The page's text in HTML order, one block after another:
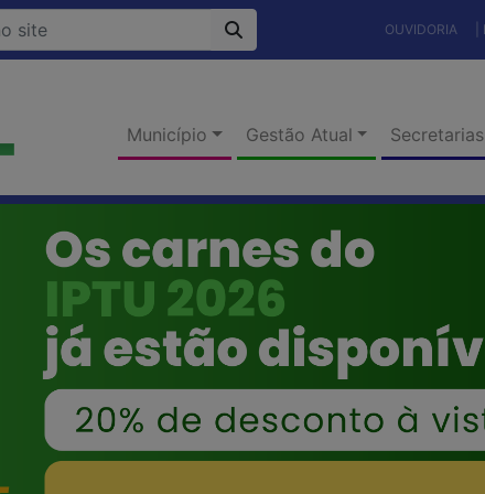
OUVIDORIA
Município Gestão Atual Secretarias